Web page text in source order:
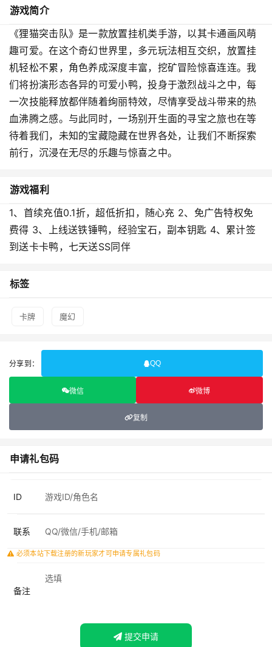
游戏简介
《狸猫突击队》是一款放置挂机类手游，以其卡通画风萌
趣可爱。在这个奇幻世界里，多元玩法相互交织，放置挂
机轻松不累，角色养成深度丰富，挖矿冒险惊喜连连。我
们将扮演形态各异的可爱小鸭，投身于激烈战斗之中，每
一次技能释放都伴随着绚丽特效，尽情享受战斗带来的热
血沸腾之感。与此同时，一场别开生面的寻宝之旅也在等
待着我们，未知的宝藏隐藏在世界各处，让我们不断探索
前行，沉浸在无尽的乐趣与惊喜之中。
游戏福利
1、首续充值0.1折，超低折扣，随心充 2、免广告特权免
费得 3、上线送铁锤鸭，经验宝石，副本钥匙 4、累计签
到送卡卡鸭，七天送SS同伴
标签
卡牌 魔幻
分享到： QQ
微信 微博
复制
申请礼包码
ID
联系
必须本站下载注册的新玩家才可申请专属礼包码
备注
提交申请